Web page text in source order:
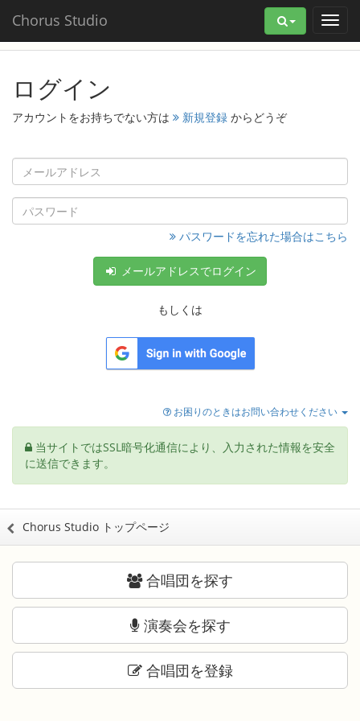
Chorus Studio
ログイン
アカウントをお持ちでない方は 新規登録 からどうぞ
パスワードを忘れた場合はこちら
メールアドレスでログイン
もしくは
お困りのときはお問い合わせください
当サイトではSSL暗号化通信により、入力された情報を安全
に送信できます。
Chorus Studio トップページ
合唱団を探す
演奏会を探す
合唱団を登録